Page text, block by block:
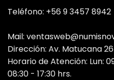
Teléfono: +56 9 3457 8942
Mail:
Dirección: Av. Matucana
Horario de Atención: Lun:
08:30 - 17:30 hrs.